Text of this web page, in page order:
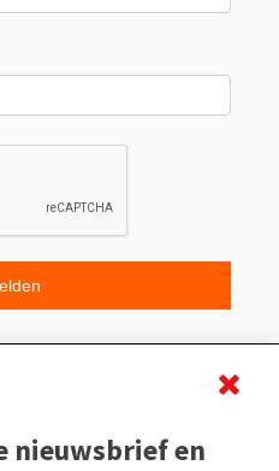
nieuwsbrief en